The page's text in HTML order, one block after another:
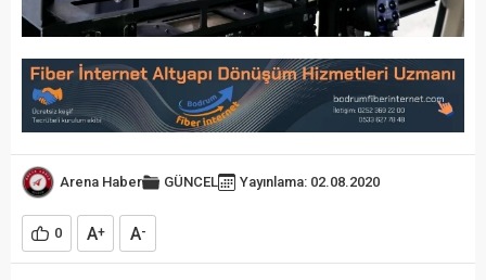
Arena Haber GÜNCEL Yayınlama: 02.08.2020
0 A+ A-